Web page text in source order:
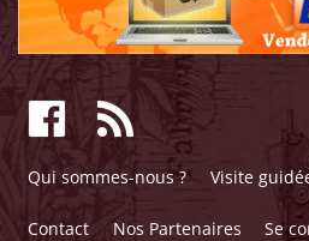
Qui sommes-nous ? Visite
Contact Nos Partenaires Se